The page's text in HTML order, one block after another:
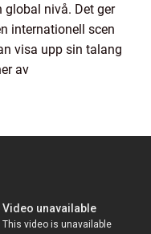
global nivå. Det ger
internationell scen
visa upp sin talang
av